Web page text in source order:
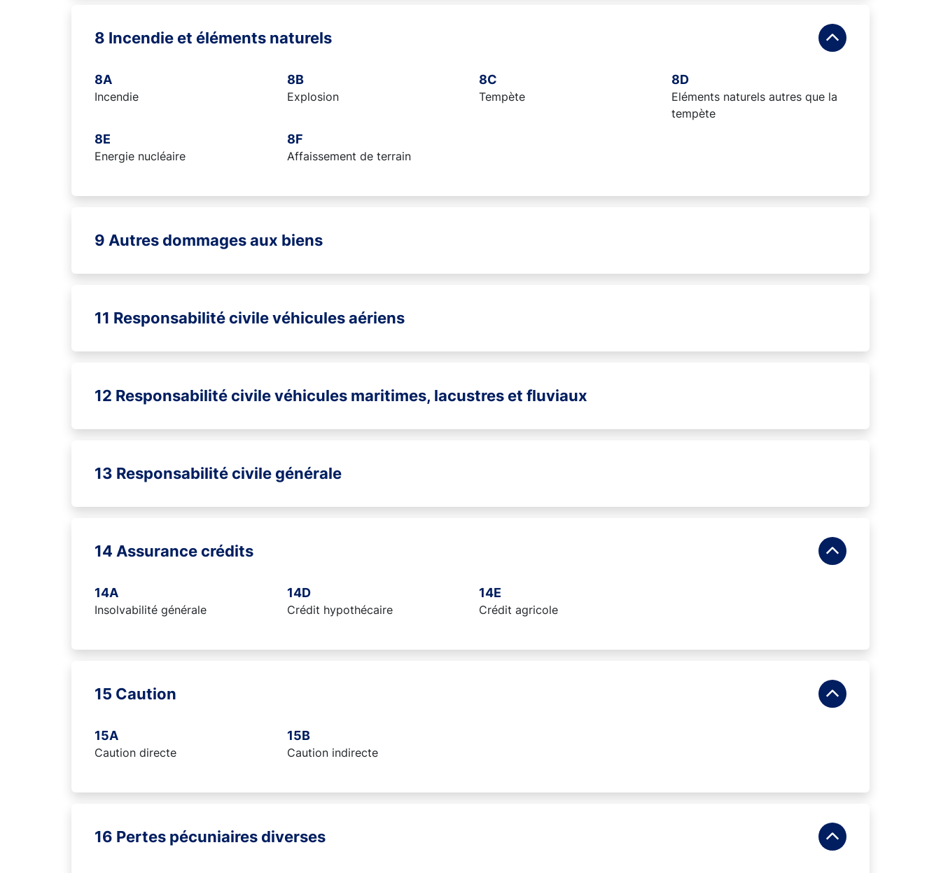
8 Incendie et éléments naturels
8A
Incendie
8B
Explosion
8C
Tempète
8D
Eléments naturels autres que la
tempète
8E
Energie nucléaire
8F
Affaissement de terrain
9 Autres dommages aux biens
11 Responsabilité civile véhicules aériens
12 Responsabilité civile véhicules maritimes, lacustres et fluviaux
13 Responsabilité civile générale
14 Assurance crédits
14A
Insolvabilité générale
14D
Crédit hypothécaire
14E
Crédit agricole
15 Caution
15A
Caution directe
15B
Caution indirecte
16 Pertes pécuniaires diverses